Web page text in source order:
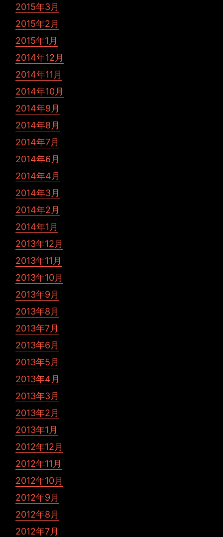
2015年3月
2015年2月
2015年1月
2014年12月
2014年11月
2014年10月
2014年9月
2014年8月
2014年7月
2014年6月
2014年4月
2014年3月
2014年2月
2014年1月
2013年12月
2013年11月
2013年10月
2013年9月
2013年8月
2013年7月
2013年6月
2013年5月
2013年4月
2013年3月
2013年2月
2013年1月
2012年12月
2012年11月
2012年10月
2012年9月
2012年8月
2012年7月